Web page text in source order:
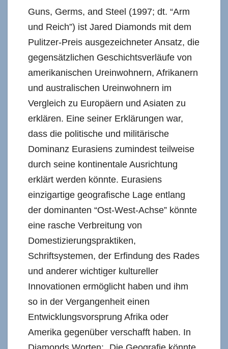
Guns, Germs, and Steel (1997; dt. “Arm
und Reich”) ist Jared Diamonds mit dem
Pulitzer-Preis ausgezeichneter Ansatz, die
gegensätzlichen Geschichtsverläufe von
amerikanischen Ureinwohnern, Afrikanern
und australischen Ureinwohnern im
Vergleich zu Europäern und Asiaten zu
erklären. Eine seiner Erklärungen war,
dass die politische und militärische
Dominanz Eurasiens zumindest teilweise
durch seine kontinentale Ausrichtung
erklärt werden könnte. Eurasiens
einzigartige geografische Lage entlang
der dominanten “Ost-West-Achse” könnte
eine rasche Verbreitung von
Domestizierungspraktiken,
Schriftsystemen, der Erfindung des Rades
und anderer wichtiger kultureller
Innovationen ermöglicht haben und ihm
so in der Vergangenheit einen
Entwicklungsvorsprung Afrika oder
Amerika gegenüber verschafft haben. In